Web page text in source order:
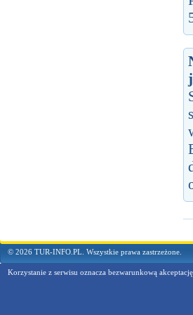
© 2026 TUR-INFO.PL. Wszystkie prawa zastrzeżone.
Korzystanie z serwisu oznacza bezwarunkową akceptację